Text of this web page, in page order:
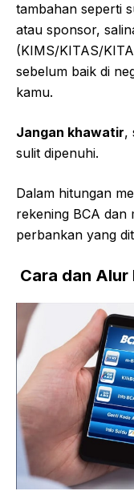
tambahan seperti
atau sponsor,
(KIMS/KITAS/
sebelum baik di
kamu.
Jangan khawatir,
sulit dipenuhi.
Dalam hitungan
rekening BCA dan
perbankan yang
Cara dan Alur